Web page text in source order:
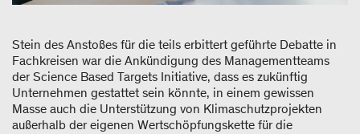
Stein des Anstoßes für die teils erbittert geführte Debatte in
Fachkreisen war die Ankündigung des Managementteams
der Science Based Targets Initiative, dass es zukünftig
Unternehmen gestattet sein könnte, in einem gewissen
Masse auch die Unterstützung von Klimaschutzprojekten
außerhalb der eigenen Wertschöpfungskette für die